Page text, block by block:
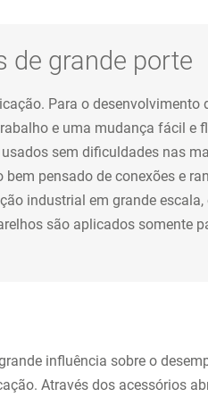
de grande porte
Para o
e uma mudança fácil e
sem dificuldades nas
pensado de conexões e
industrial em grande
são aplicados somente
influência sobre o
Através dos acessórios